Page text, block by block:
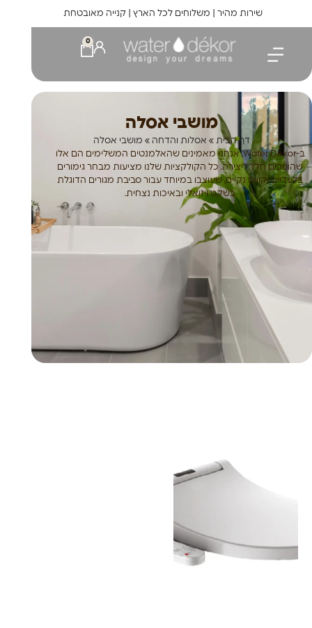
שירות מהיר | משלוחים לכל הארץ | קנייה מאובטחת
0
מושבי אסלה
דף הבית » אסלות והדחה » מושבי אסלה
ב-Water Dékor, אנחנו מאמינים שהאלמנטים המשלימים הם אלו
שהופכים חלל ליצירה. כל הקולקציות שלנו מציעות מבחר גימורים
בלעדיים וקווים נקיים, שעוצבו במיוחד עבור סביבת מגורים הדוגלת
בשקט ויזואלי ובאיכות נצחית.